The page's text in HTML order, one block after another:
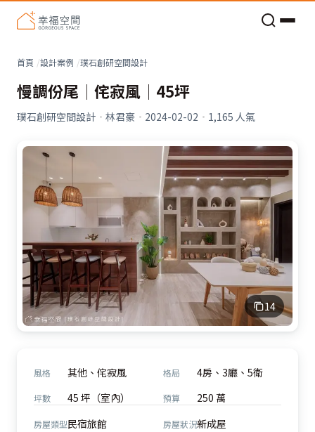
首頁 設計案例 璞石創研空間設計
慢調份尾│侘寂風│45坪
璞石創研空間設計 · 林君豪 · 2024-02-02 · 1,165 人氣
14
風格 其他、侘寂風 格局 4房、3廳、5衛
坪數 45 坪（室內） 預算 250 萬
房屋類型民宿旅館 房屋狀況新成屋